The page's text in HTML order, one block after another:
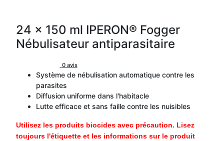
24 x 150 ml IPERON® Fogger
Nébulisateur antiparasitaire
0 avis
Système de nébulisation automatique contre les
parasites
Diffusion uniforme dans l'habitacle
Lutte efficace et sans faille contre les nuisibles
Utilisez les produits biocides avec précaution. Lisez
toujours l'étiquette et les informations sur le produit